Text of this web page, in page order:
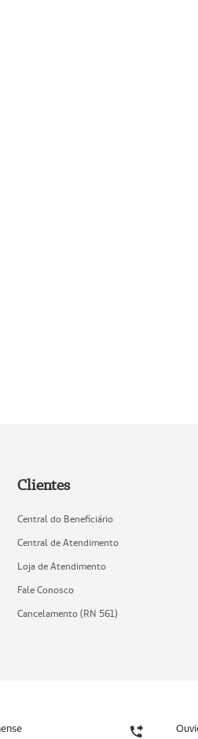
Clientes
Central do Beneficiário
Central de Atendimento
Loja de Atendimento
Fale Conosco
Cancelamento (RN 561)